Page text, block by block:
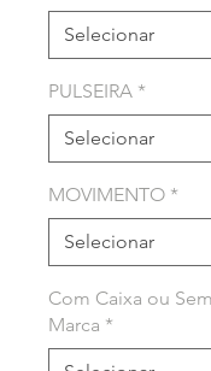
PULSEIRA *
MOVIMENTO *
Com Caixa ou
Marca *